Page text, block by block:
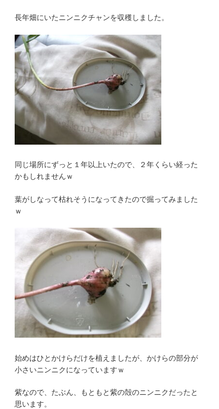
長年畑にいたニンニクチャンを収穫しました。
同じ場所にずっと１年以上いたので、２年くらい経った
かもしれませんｗ
葉がしなって枯れそうになってきたので掘ってみました
ｗ
始めはひとかけらだけを植えましたが、かけらの部分が
小さいニンニクになっていますｗ
紫なので、たぶん、もともと紫の殻のニンニクだったと
思います。